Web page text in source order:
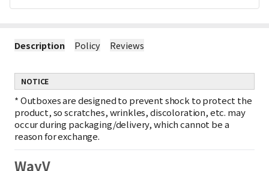
Description Policy Reviews
NOTICE
*Outboxes are designed to prevent shock to protect the
product, so scratches, wrinkles, discoloration, etc. may
occur during packaging/delivery, which cannot be a
reason for exchange.
WayV